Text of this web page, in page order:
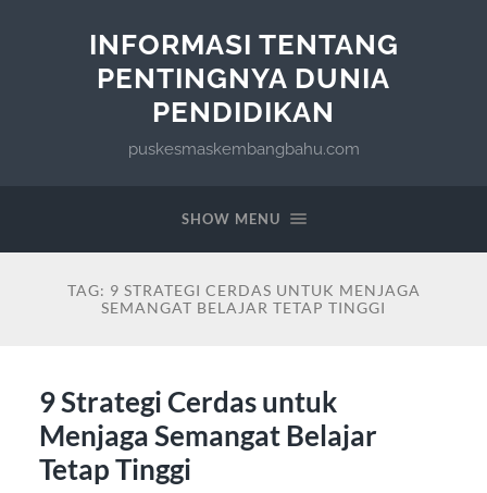
INFORMASI TENTANG
PENTINGNYA DUNIA
PENDIDIKAN
puskesmaskembangbahu.com
SHOW MENU
TAG: 9 STRATEGI CERDAS UNTUK MENJAGA
SEMANGAT BELAJAR TETAP TINGGI
9 Strategi Cerdas untuk
Menjaga Semangat Belajar
Tetap Tinggi